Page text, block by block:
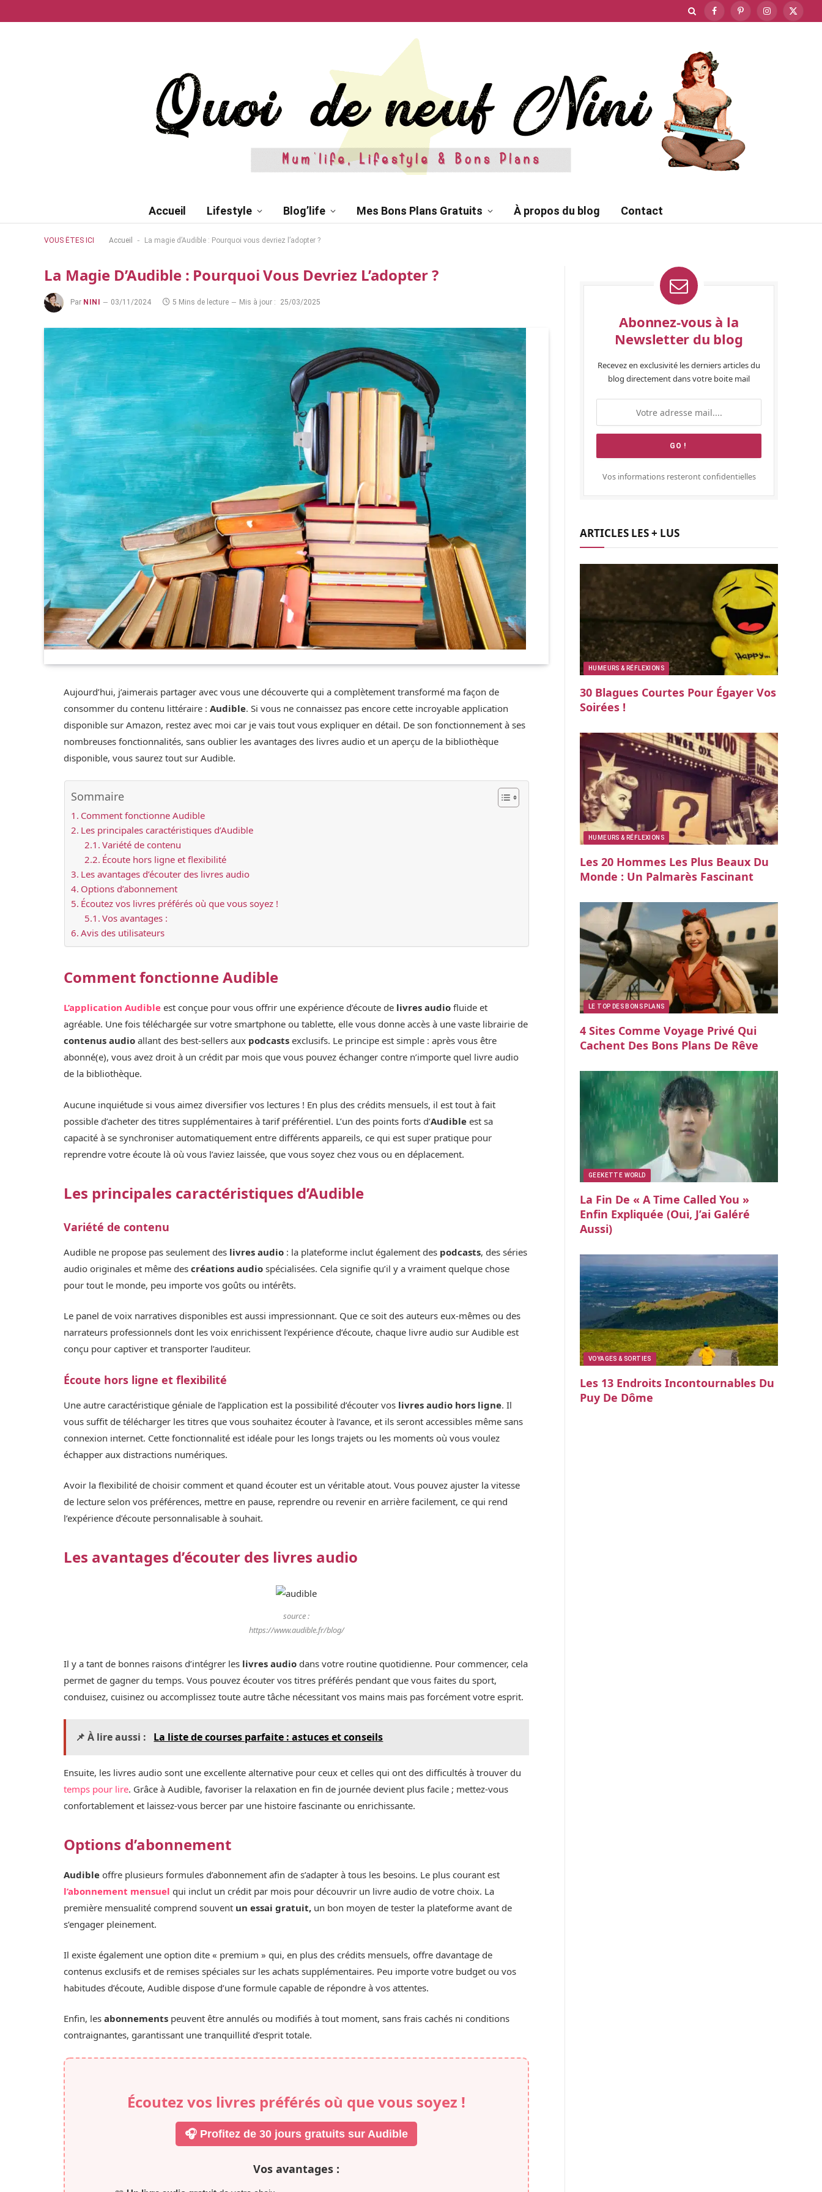
FacebookPinterestInstagram
X
Accueil Lifestyle Blog’life Mes Bons Plans Gratuits À propos du blog Contact
VOUS ÊTES ICI Accueil - La magie d’Audible : Pourquoi vous devriez l’adopter ?
La Magie D’Audible : Pourquoi Vous Devriez L’adopter ?
Par NINI 03/11/2024 5 Mins de lecture Mis à jour : 25/03/2025
Aujourd’hui, j’aimerais partager avec vous une découverte qui a complètement transformé ma façon de
consommer du contenu littéraire :Audible. Si vous ne connaissez pas encore cette incroyable application
disponible sur Amazon, restez avec moi car je vais tout vous expliquer en détail. De son fonctionnement à ses
nombreuses fonctionnalités, sans oublier les avantages des livres audio et un aperçu de la bibliothèque
disponible, vous saurez tout sur Audible.
Sommaire
Comment fonctionne Audible
Les principales caractéristiques d’Audible
Variété de contenu
Écoute hors ligne et flexibilité
Les avantages d’écouter des livres audio
Options d’abonnement
Écoutez vos livres préférés où que vous soyez !
Vos avantages :
Avis des utilisateurs
Comment fonctionne Audible
L’application Audible est conçue pour vous offrir une expérience d’écoute de livres audio fluide et
agréable. Une fois téléchargée sur votre smartphone ou tablette, elle vous donne accès à une vaste librairie de
contenus audio allant des best-sellers aux podcasts exclusifs. Le principe est simple : après vous être
abonné(e), vous avez droit à un crédit par mois que vous pouvez échanger contre n’importe quel livre audio
de la bibliothèque.
Aucune inquiétude si vous aimez diversifier vos lectures ! En plus des crédits mensuels, il est tout à fait
possible d’acheter des titres supplémentaires à tarif préférentiel. L’un des points forts d’Audible est sa
capacité à se synchroniser automatiquement entre différents appareils, ce qui est super pratique pour
reprendre votre écoute là où vous l’aviez laissée, que vous soyez chez vous ou en déplacement.
Les principales caractéristiques d’Audible
Variété de contenu
Audible ne propose pas seulement des livres audio : la plateforme inclut également des podcasts, des séries
audio originales et même descréations audio spécialisées. Cela signifie qu’il y a vraiment quelque chose
pour tout le monde, peu importe vos goûts ou intérêts.
Le panel de voix narratives disponibles est aussi impressionnant. Que ce soit des auteurs eux-mêmes ou des
narrateurs professionnels dont les voix enrichissent l’expérience d’écoute, chaque livre audio sur Audible est
conçu pour captiver et transporter l’auditeur.
Écoute hors ligne et flexibilité
Une autre caractéristique géniale de l’application est la possibilité d’écouter vos livres audio hors ligne. Il
vous suffit de télécharger les titres que vous souhaitez écouter à l’avance, et ils seront accessibles même sans
connexion internet. Cette fonctionnalité est idéale pour les longs trajets ou les moments où vous voulez
échapper aux distractions numériques.
Avoir la flexibilité de choisir comment et quand écouter est un véritable atout. Vous pouvez ajuster la vitesse
de lecture selon vos préférences, mettre en pause, reprendre ou revenir en arrière facilement, ce qui rend
l’expérience d’écoute personnalisable à souhait.
Les avantages d’écouter des livres audio
source :
https://www.audible.fr/blog/
Il y a tant de bonnes raisons d’intégrer les livres audio dans votre routine quotidienne. Pour commencer, cela
permet de gagner du temps. Vous pouvez écouter vos titres préférés pendant que vous faites du sport,
conduisez, cuisinez ou accomplissez toute autre tâche nécessitant vos mains mais pas forcément votre esprit.
📌 À lire aussi : La liste de courses parfaite : astuces et conseils
Ensuite, les livres audio sont une excellente alternative pour ceux et celles qui ont des difficultés à trouver du
temps pour lire. Grâce à Audible, favoriser la relaxation en fin de journée devient plus facile ; mettez-vous
confortablement et laissez-vous bercer par une histoire fascinante ou enrichissante.
Options d’abonnement
Audible offre plusieurs formules d’abonnement afin de s’adapter à tous les besoins. Le plus courant est
l’abonnement mensuel qui inclut un crédit par mois pour découvrir un livre audio de votre choix. La
première mensualité comprend souvent un essai gratuit, un bon moyen de tester la plateforme avant de
s’engager pleinement.
Il existe également une option dite « premium » qui, en plus des crédits mensuels, offre davantage de
contenus exclusifs et de remises spéciales sur les achats supplémentaires. Peu importe votre budget ou vos
habitudes d’écoute, Audible dispose d’une formule capable de répondre à vos attentes.
Enfin, lesabonnements peuvent être annulés ou modifiés à tout moment, sans frais cachés ni conditions
contraignantes, garantissant une tranquillité d’esprit totale.
Écoutez vos livres préférés où que vous soyez !
🎧 Profitez de 30 jours gratuits sur Audible
Vos avantages :
Abonnez-vous à la
Newsletter du blog
Recevez en exclusivité les derniers articles du
blog directement dans votre boite mail
Vos informations resteront confidentielles
ARTICLES LES + LUS
HUMEURS & RÉFLEXIONS
30 Blagues Courtes Pour Égayer Vos
Soirées !
HUMEURS & RÉFLEXIONS
Les 20 Hommes Les Plus Beaux Du
Monde : Un Palmarès Fascinant
LE TOP DES BONS PLANS
4 Sites Comme Voyage Privé Qui
Cachent Des Bons Plans De Rêve
GEEKETTE WORLD
La Fin De « A Time Called You »
Enfin Expliquée (oui, J’ai Galéré
Aussi)
VOYAGES & SORTIES
Les 13 Endroits Incontournables Du
Puy De Dôme